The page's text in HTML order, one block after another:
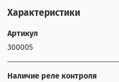
Характеристики
Артикул
300005
Наличие реле контроля